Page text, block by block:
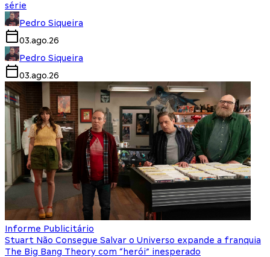
série
Pedro Siqueira
03.ago.26
Pedro Siqueira
03.ago.26
Informe Publicitário
Stuart Não Consegue Salvar o Universo expande a franquia
The Big Bang Theory com “herói” inesperado